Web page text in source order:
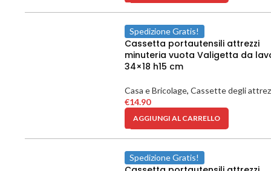
Spedizione Gratis!
Cassetta portautensili attrezzi
minuteria vuota Valigetta da
34×18 h15 cm
Casa e Bricolage, Cassette degli
€14.90
AGGIUNGI AL CARRELLO
Spedizione Gratis!